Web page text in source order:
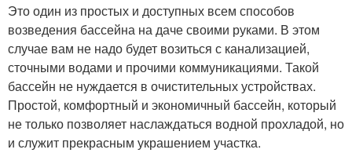
Это один из простых и доступных всем способов
возведения бассейна на даче своими руками. В этом
случае вам не надо будет возиться с канализацией,
сточными водами и прочими коммуникациями. Такой
бассейн не нуждается в очистительных устройствах.
Простой, комфортный и экономичный бассейн, который
не только позволяет наслаждаться водной прохладой, но
и служит прекрасным украшением участка.